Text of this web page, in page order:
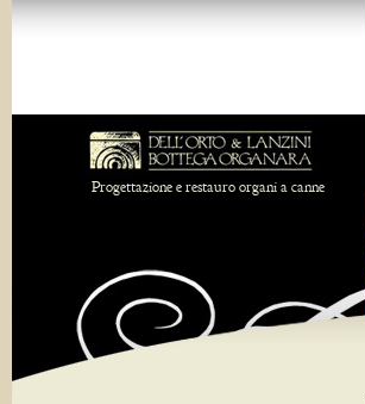
Progettazione e restauro organi a canne